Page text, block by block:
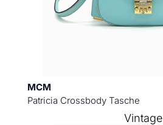
MCM
Patricia Crossbody Tasche
Vintage